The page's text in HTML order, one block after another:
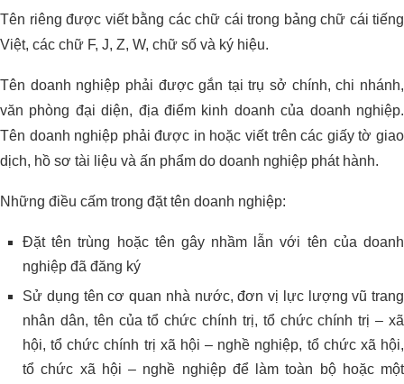
Tên riêng được viết bằng các chữ cái trong bảng chữ cái tiếng
Việt, các chữ F, J, Z, W, chữ số và ký hiệu.
Tên doanh nghiệp phải được gắn tại trụ sở chính, chi nhánh,
văn phòng đại diện, địa điểm kinh doanh của doanh nghiệp.
Tên doanh nghiệp phải được in hoặc viết trên các giấy tờ giao
dịch, hồ sơ tài liệu và ấn phẩm do doanh nghiệp phát hành.
Những điều cấm trong đặt tên doanh nghiệp:
Đặt tên trùng hoặc tên gây nhầm lẫn với tên của doanh
nghiệp đã đăng ký
Sử dụng tên cơ quan nhà nước, đơn vị lực lượng vũ trang
nhân dân, tên của tổ chức chính trị, tổ chức chính trị – xã
hội, tổ chức chính trị xã hội – nghề nghiệp, tổ chức xã hội,
tổ chức xã hội – nghề nghiệp để làm toàn bộ hoặc một